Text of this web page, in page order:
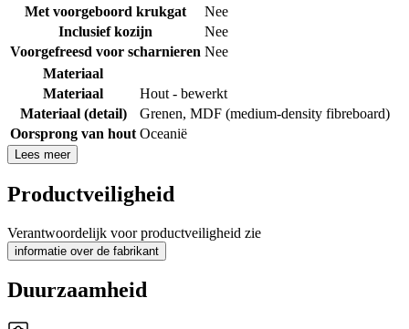
Met voorgeboord krukgat
Nee
Inclusief kozijn
Nee
Voorgefreesd voor scharnieren Nee
Materiaal
Materiaal
Hout - bewerkt
Materiaal (detail)
Grenen, MDF (medium-density fibreboard)
Oorsprong van hout Oceanië
Lees meer
Productveiligheid
Verantwoordelijk voor productveiligheid zie
informatie over de fabrikant
Duurzaamheid